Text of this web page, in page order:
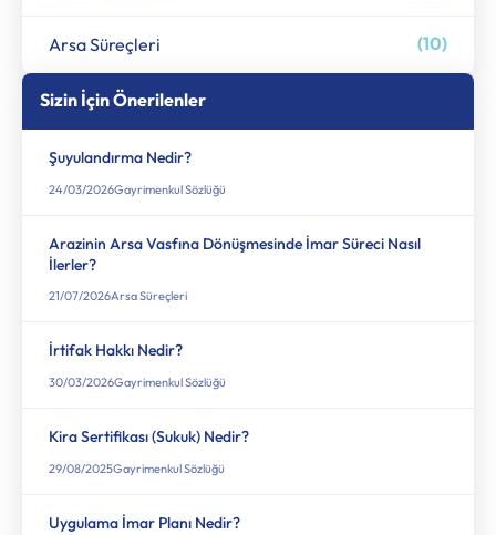
Arsa Süreçleri (10)
Sizin İçin Önerilenler
Şuyulandırma Nedir?
24/03/2026Gayrimenkul Sözlüğü
Arazinin Arsa Vasfına Dönüşmesinde İmar Süreci Nasıl
İlerler?
21/07/2026Arsa Süreçleri
İrtifak Hakkı Nedir?
30/03/2026Gayrimenkul Sözlüğü
Kira Sertifikası (Sukuk) Nedir?
29/08/2025Gayrimenkul Sözlüğü
Uygulama İmar Planı Nedir?